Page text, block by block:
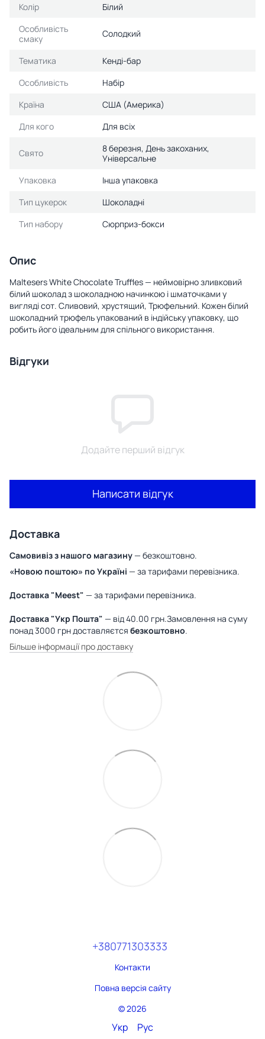
Колір
Білий
Особливість
смаку
Солодкий
Тематика
Кенді-бар
Особливість
Набір
Країна
США (Америка)
Для кого
Для всіх
Свято
8 березня, День закоханих,
Універсальне
Упаковка
Інша упаковка
Тип цукерок
Шоколадні
Тип набору
Сюрприз-бокси
Опис
Maltesers White Chocolate Truffles — неймовірно зливковий
білий шоколад з шоколадною начинкою і шматочками у
вигляді сот. Сливовий, хрустящий, Трюфельний. Кожен білий
шоколадний трюфель упакований в індійську упаковку, що
робить його ідеальним для спільного використання.
Відгуки
Додайте перший відгук
Написати відгук
Доставка
Самовивіз з нашого магазину— безкоштовно.
«Новою поштою» по Україні — за тарифами перевізника.
Доставка "Meest" — за тарифами перевізника.
Доставка "Укр Пошта" — від 40.00 грн.Замовлення на суму
понад 3000 грн доставляєтся безкоштовно.
Більше інформації про доставку
+380771303333
Контакти
Повна версія сайту
© 2026
Укр Рус